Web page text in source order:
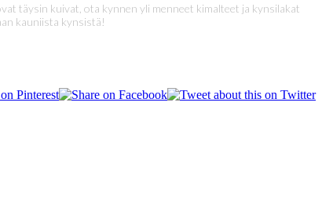
täysin kuivat, ota kynnen yli menneet kimalteet ja kynsilakat
kauniista kynsistä!